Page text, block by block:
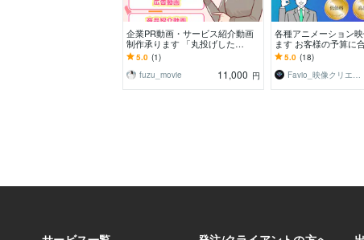
企業PR動画・サービス紹介動画
制作承ります 「丸投げした
い！」をまとめてサポート
5.0 (1)
fuzu_movie
11,000 円
各種アニメーション
ます お客様の予算に
クオリティー高く仕上
5.0 (18)
Favio_映像クリエイター